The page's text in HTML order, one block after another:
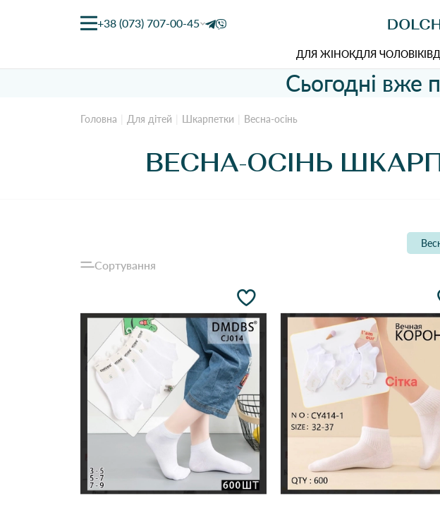
+38 (073) 707-00-45
ДЛЯ ЖІНОКДЛЯ ЧОЛОВІКІВ
Сьогодні вже
Головна Для дітей Шкарпетки Весна-осінь
ВЕСНА-ОСІНЬ
Сортування